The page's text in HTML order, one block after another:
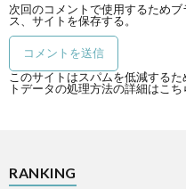
次回のコメントで使用するため
ス、サイトを保存する。
このサイトはスパムを低減する
トデータの処理方法の詳細はこ
RANKING